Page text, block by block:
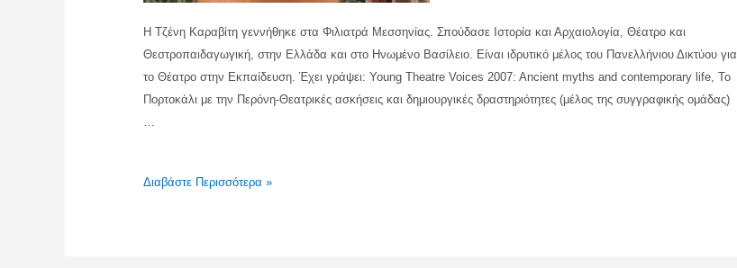
Η Τζένη Καραβίτη γεννήθηκε στα Φιλιατρά Μεσσηνίας. Σπούδασε Ιστορία και Αρχαιολογία, Θέατρο και
Θεστροπαιδαγωγική, στην Ελλάδα και στο Ηνωμένο Βασίλειο. Είναι ιδρυτικό μέλος του Πανελλήνιου Δικτύου για
το Θέατρο στην Εκπαίδευση. Έχει γράψει: Young Theatre Voices 2007: Ancient myths and contemporary life, To
Πορτοκάλι με την Περόνη-Θεατρικές ασκήσεις και δημιουργικές δραστηριότητες (μέλος της συγγραφικής ομάδας)
ΤΖΕΝΗ
Διαβάστε Περισσότερα »